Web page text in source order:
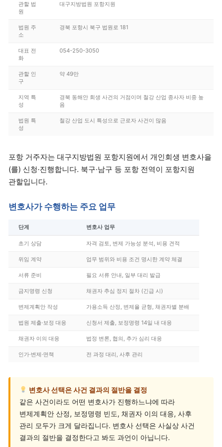
관할 법
원
대구지방법원 포항지원
법원 주
소
경북 포항시 북구 법원로 181
대표 전
화
054-250-3050
관할 인
구
약 49만
지역 특
성
경북 동해안 회생 사건의 거점이며 철강 산업 종사자 비중 높
음
법원 특
성
철강 산업 도시 특성으로 근로자 사건이 많음
포항 거주자는 대구지방법원 포항지원에서 개인회생 변호사을
(를) 신청·진행합니다. 북구·남구 등 포항 전역이 포항지원
관할입니다.
변호사가 수행하는 주요 업무
단계 변호사 업무
초기 상담 자격 검토, 변제 가능성 분석, 비용 견적
위임 계약 업무 범위와 비용 조건 명시한 계약 체결
서류 준비 필요 서류 안내, 일부 대리 발급
금지명령 신청 채권자 추심 정지 절차 (긴급 시)
변제계획안 작성 가용소득 산정, 변제율 균형, 채권자별 분배
법원 제출·보정 대응 신청서 제출, 보정명령 14일 내 대응
채권자 이의 대응 법정 변론, 협의, 추가 심리 대응
인가·변제·면책 전 과정 대리, 사후 관리
변호사 선택은 사건 결과의 절반을 결정
같은 사건이라도 어떤 변호사가 진행하느냐에 따라
변제계획안 산정, 보정명령 빈도, 채권자 이의 대응, 사후
관리 모두가 크게 달라집니다. 변호사 선택은 사실상 사건
결과의 절반을 결정한다고 봐도 과언이 아닙니다.